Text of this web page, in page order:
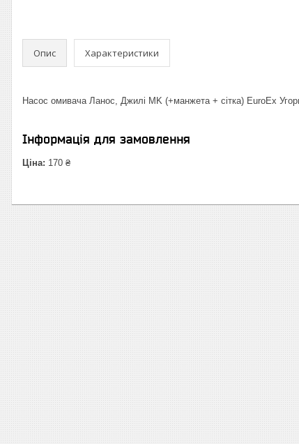
Опис Характеристики
Насос омивача Ланос, Джилі MK (+манжета + сітка) EuroEx
Інформація для замовлення
Ціна: 170 ₴